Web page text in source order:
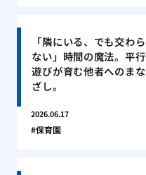
「隣にいる、でも交わら
ない」時間の魔法。平行
遊びが育む他者へのまな
ざし。
2026.06.17
保育園